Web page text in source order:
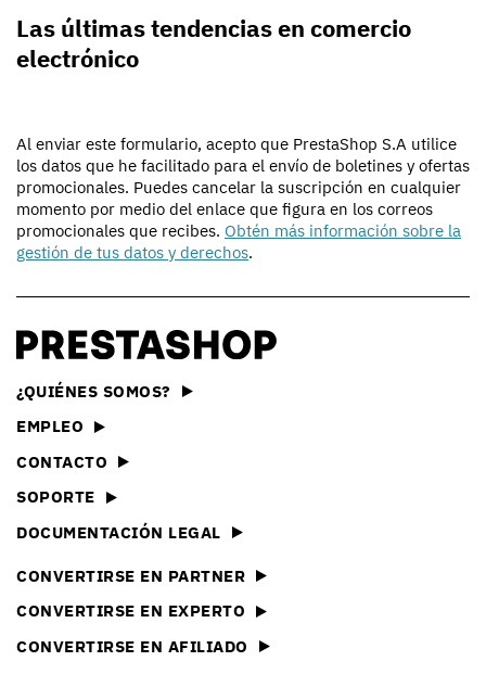
Las últimas tendencias en comercio
electrónico
Al enviar este formulario, acepto que PrestaShop S.A utilice
los datos que he facilitado para el envío de boletines y ofertas
promocionales. Puedes cancelar la suscripción en cualquier
momento por medio del enlace que figura en los correos
promocionales que recibes. Obtén más información sobre la
gestión de tus datos y derechos.
¿QUIÉNES SOMOS?
EMPLEO
CONTACTO
SOPORTE
DOCUMENTACIÓN LEGAL
CONVERTIRSE EN PARTNER
CONVERTIRSE EN EXPERTO
CONVERTIRSE EN AFILIADO